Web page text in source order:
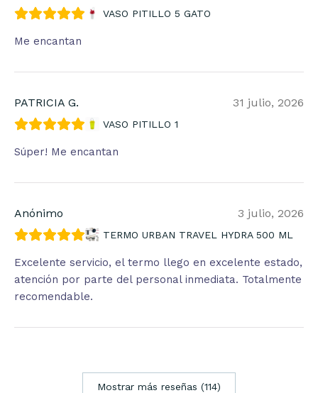
VASO PITILLO 5 GATO
Me encantan
PATRICIA G. 31 julio, 2026
VASO PITILLO 1
Súper! Me encantan
Anónimo 3 julio, 2026
TERMO URBAN TRAVEL HYDRA 500 ML
Excelente servicio, el termo llego en excelente estado,
atención por parte del personal inmediata. Totalmente
recomendable.
Mostrar más reseñas (114)